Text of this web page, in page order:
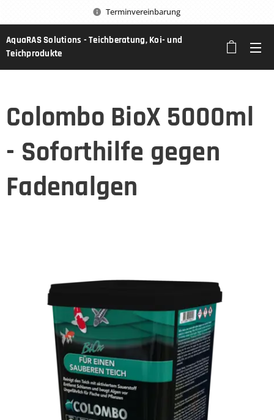
Terminvereinbarung
AquaRAS Solutions - Teichberatung, Koi- und
Teichprodukte
Colombo BioX 5000ml
- Soforthilfe gegen
Fadenalgen